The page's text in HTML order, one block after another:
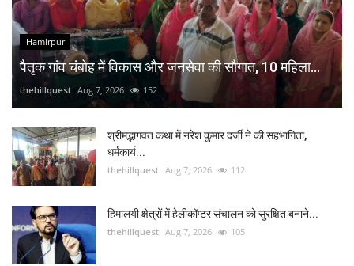
Hamirpur
पैतृक गांव चंबोह में विकास और जनसेवा की सौगात, 10 महिला...
thehillquest Aug 7, 2026 152
श्रीमद्भागवत कथा में नरेश कुमार दर्जी ने की सहभागिता,
धर्मकार्य...
thehillquest Aug 7, 2026 112
हिमालयी क्षेत्रों में हेलीकॉप्टर संचालन को सुरक्षित बनाने...
thehillquest Aug 7, 2026 105